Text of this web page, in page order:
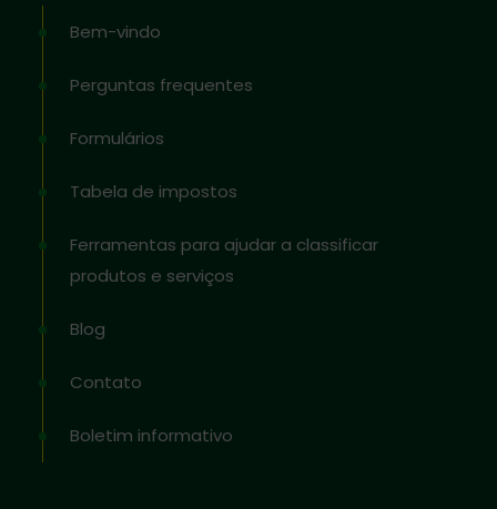
Bem-vindo
Perguntas frequentes
Formulários
Tabela de impostos
Ferramentas para ajudar a classificar
produtos e serviços
Blog
Contato
Boletim informativo